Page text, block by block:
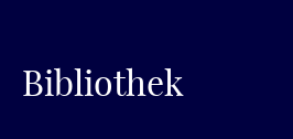
Service
Bibliothek